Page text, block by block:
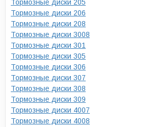
Тормозные диски 205
Тормозные диски 206
Тормозные диски 208
Тормозные диски 3008
Тормозные диски 301
Тормозные диски 305
Тормозные диски 306
Тормозные диски 307
Тормозные диски 308
Тормозные диски 309
Тормозные диски 4007
Тормозные диски 4008